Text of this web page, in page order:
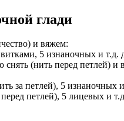
глади
и вяжем:
5 изнаночных и т.д.
(нить перед петлей)
за петлей), 5 изнаночных
петлей), 5 лицевых и